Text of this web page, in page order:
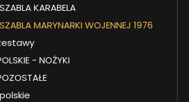
KARABELA
MARYNARKI WOJENNEJ 1976
- NOŻYKI